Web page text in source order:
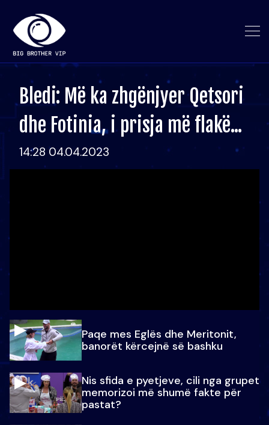
Bledi: Më ka zhgënjyer Qetsori
dhe Fotinia, i prisja më flakë...
14:28 04.04.2023
Paqe mes Eglës dhe Meritonit,
banorët kërcejnë së bashku
Nis sfida e pyetjeve, cili nga grupet
memorizoi më shumë fakte për
pastat?